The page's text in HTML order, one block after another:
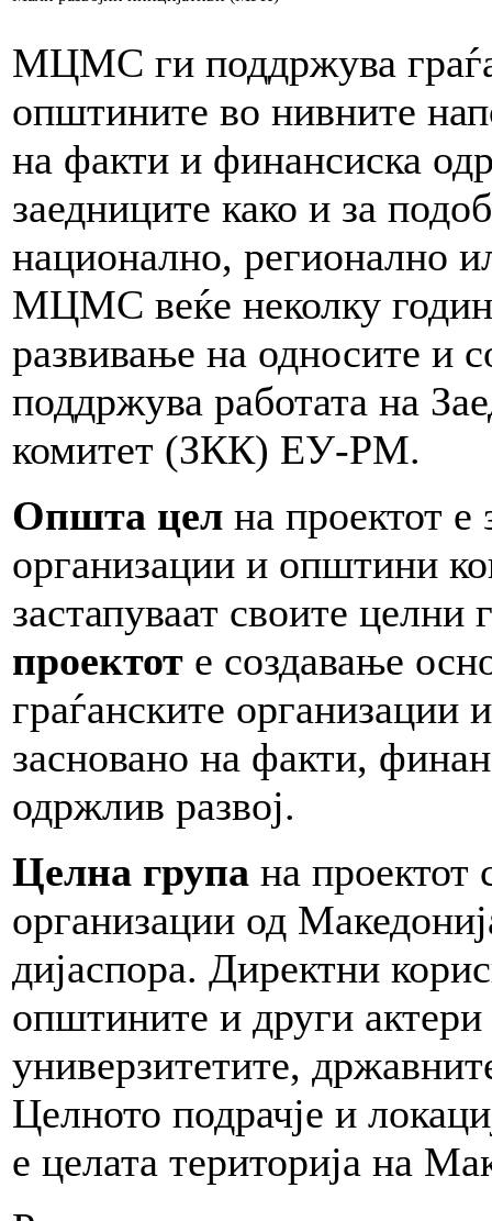
МЦМС ги поддржува
општините во нивните
на факти и финансиска
заедниците како и за
национално, регионално
МЦМС веќе неколку
развивање на односите и
поддржува работата на
комитет (ЗКК) ЕУ-РМ.
Општа цел на проектот е
организации и општини
застапуваат своите
проектот е создавање
граѓанските организации
засновано на факти,
одржлив развој.
Целна група на проектот
организации од
дијаспора. Директни
општините и други
универзитетите,
Целното подрачје и
е целата територија на